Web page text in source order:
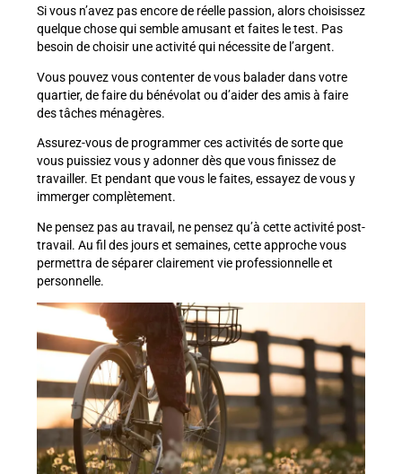
Si vous n’avez pas encore de réelle passion, alors choisissez
quelque chose qui semble amusant et faites le test. Pas
besoin de choisir une activité qui nécessite de l’argent.
Vous pouvez vous contenter de vous balader dans votre
quartier, de faire du bénévolat ou d’aider des amis à faire
des tâches ménagères.
Assurez-vous de programmer ces activités de sorte que
vous puissiez vous y adonner dès que vous finissez de
travailler. Et pendant que vous le faites, essayez de vous y
immerger complètement.
Ne pensez pas au travail, ne pensez qu’à cette activité post-
travail. Au fil des jours et semaines, cette approche vous
permettra de séparer clairement vie professionnelle et
personnelle.